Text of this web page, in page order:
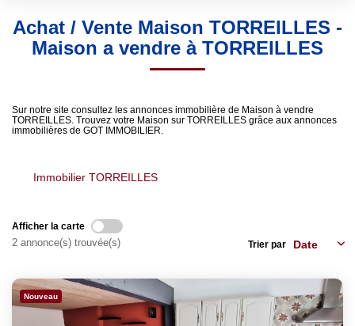
ESTIMATION
NOS AGENCES
Blog
Sélectionnez...
Type de bien
Surface min
Créer une alerte
Achat / Vente Maison TORREILLES -
Maison a vendre à TORREILLES
Sur notre site consultez les annonces immobilière de Maison à vendre
TORREILLES. Trouvez votre Maison sur TORREILLES grâce aux annonces
immobilières de GOT IMMOBILIER.
Immobilier TORREILLES
Afficher la carte
2 annonce(s) trouvée(s) Trier par
Nouveau